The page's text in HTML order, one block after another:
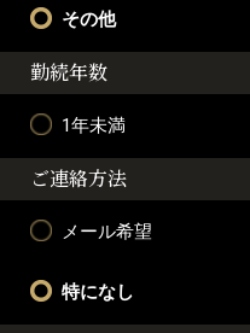
その他
勤続年数
1年未満
ご連絡方法
メール希望
特になし